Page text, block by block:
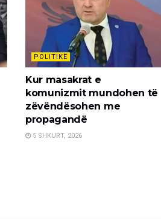
POLITIKË
Kur masakrat e
komunizmit mundohen të
zëvëndësohen me
propagandë
5 SHKURT, 2026